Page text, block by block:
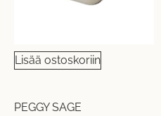
Lisää ostoskoriin
PEGGY SAGE